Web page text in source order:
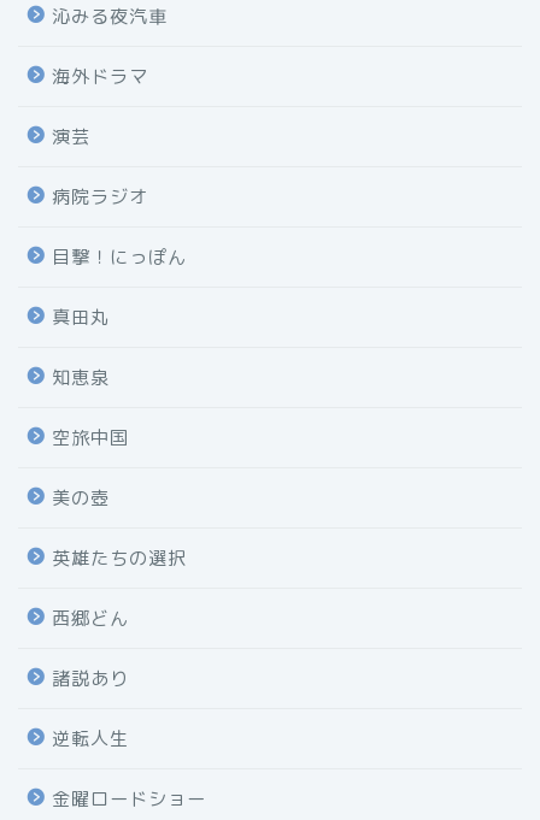
沁みる夜汽車
海外ドラマ
演芸
病院ラジオ
目撃！にっぽん
真田丸
知恵泉
空旅中国
美の壺
英雄たちの選択
西郷どん
諸説あり
逆転人生
金曜ロードショー